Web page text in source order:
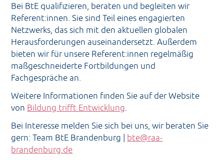
Bei BtE qualifizieren, beraten und begleiten wir
Referent:innen. Sie sind Teil eines engagierten
Netzwerks, das sich mit den aktuellen globalen
Herausforderungen auseinandersetzt. Außerdem
bieten wir für unsere Referent:innen regelmäßig
maßgeschneiderte Fortbildungen und
Fachgespräche an.
Weitere Informationen finden Sie auf der Website
von Bildung trifft Entwicklung
Bei Interesse melden Sie sich bei uns, wir beraten Sie
gern: Team BtE Brandenburg | bte@raa-
brandenburg.de